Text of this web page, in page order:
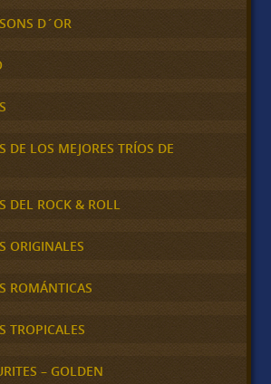
D´OR
DE LOS MEJORES TRÍOS DE
DEL ROCK & ROLL
ORIGINALES
ROMÁNTICAS
TROPICALES
– GOLDEN